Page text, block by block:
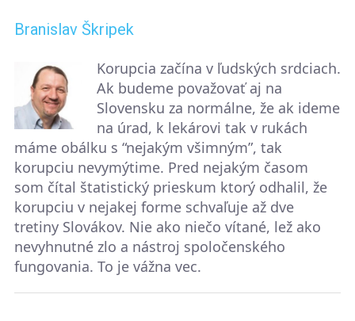
Branislav Škripek
Korupcia začína v ľudských srdciach.
Ak budeme považovať aj na
Slovensku za normálne, že ak ideme
na úrad, k lekárovi tak v rukách
máme obálku s “nejakým všimným”, tak
korupciu nevymýtime. Pred nejakým časom
som čítal štatistický prieskum ktorý odhalil, že
korupciu v nejakej forme schvaľuje až dve
tretiny Slovákov. Nie ako niečo vítané, lež ako
nevyhnutné zlo a nástroj spoločenského
fungovania. To je vážna vec.